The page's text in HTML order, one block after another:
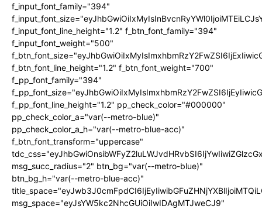
f_input_font_family="394"
f_input_font_line_height="1.2" f_btn_font_family="394"
f_input_font_weight="500"
f_btn_font_line_height="1.2" f_btn_font_weight="700"
f_pp_font_family="394"
f_pp_font_line_height="1.2" pp_check_color="#000000"
pp_check_color_a="var(--metro-blue)"
pp_check_color_a_h="var(--metro-blue-acc)"
f_btn_font_transform="uppercase"
msg_succ_radius="2" btn_bg="var(--metro-blue)"
btn_bg_h="var(--metro-blue-acc)"
msg_space="eyJsYW5kc2NhcGUiOiIwIDAgMTJweCJ9"